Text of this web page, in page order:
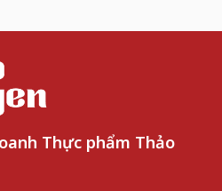
Thực phẩm Thảo